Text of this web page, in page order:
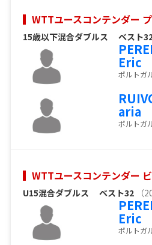
WTTユースコンテンダー
15歳以下混合ダブルス ベスト
Eric
ポルトガ
aria
ポルトガ
WTTユースコンテンダー
U15混合ダブルス ベスト32 （
Eric
ポルトガ